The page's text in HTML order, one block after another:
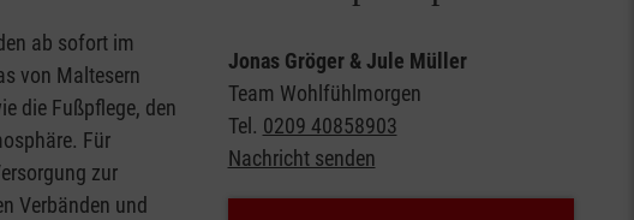
ab sofort im
von Maltesern
die Fußpflege, den
Für
zur
Verbänden und
Jonas Gröger & Jule Müller
Team Wohlfühlmorgen
Tel. 0209 40858903
Nachricht senden